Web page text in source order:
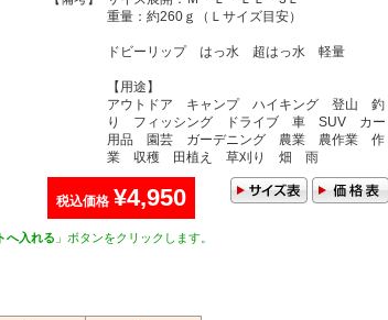
重量：約260ｇ（Ｌサイズ目安）
ドビーリップ はっ水 超はっ水 軽量
【用途】
アウトドア キャンプ ハイキング 登山 釣
り フィッシング ドライブ 車 SUV カー
用品 園芸 ガーデニング 農業 農作業 作
業 収穫 田植え 草刈り 畑 雨
税込価格 ¥4,950
へ入れる 」ボタンをクリックします。